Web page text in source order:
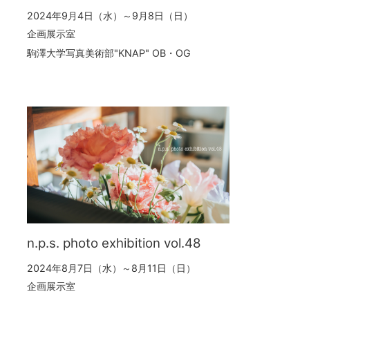
2024年9月4日（水）～9月8日（日）
企画展示室
駒澤大学写真美術部"KNAP" OB・OG
n.p.s. photo exhibition vol.48
2024年8月7日（水）～8月11日（日）
企画展示室